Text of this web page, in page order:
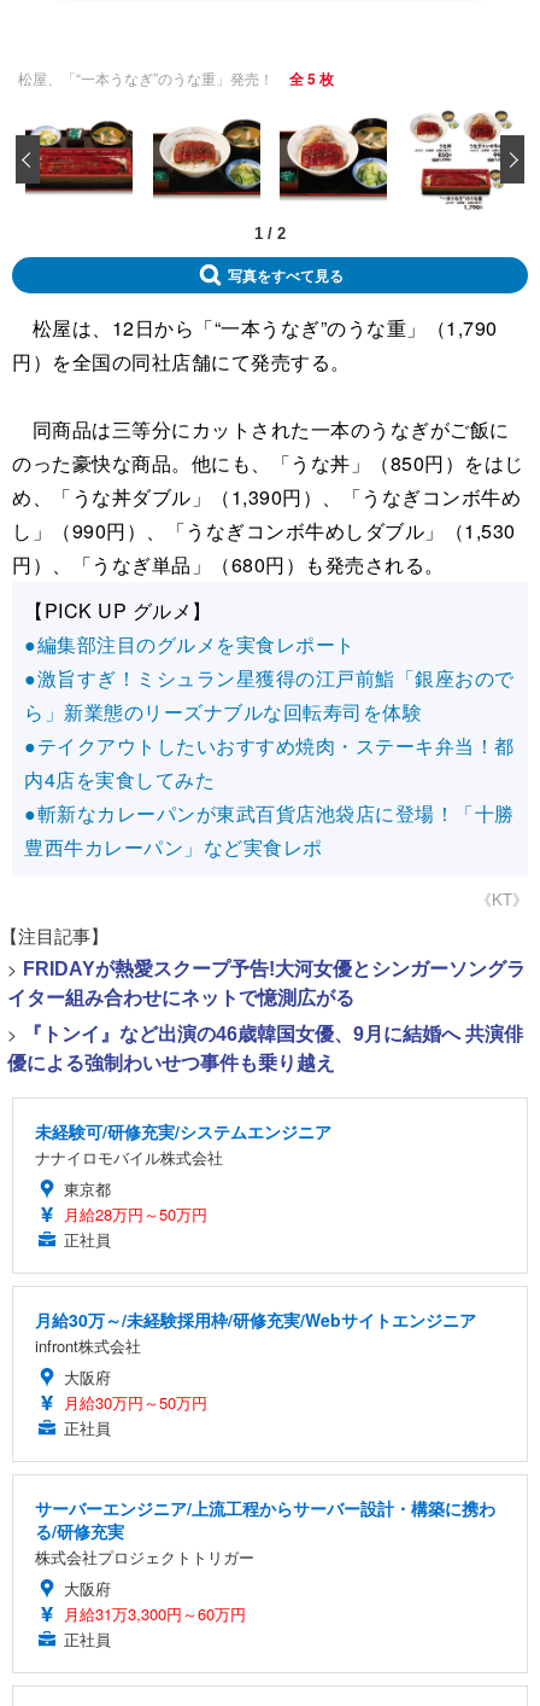
松屋、「“一本うなぎ”のうな重」発売！ 全 5 枚
1 / 2
‹
写真をすべて見る
松屋は、12日から「“一本うなぎ”のうな重」（1,790
円）を全国の同社店舗にて発売する。
同商品は三等分にカットされた一本のうなぎがご飯に
のった豪快な商品。他にも、「うな丼」（850円）をはじ
め、「うな丼ダブル」（1,390円）、「うなぎコンボ牛め
し」（990円）、「うなぎコンボ牛めしダブル」（1,530
円）、「うなぎ単品」（680円）も発売される。
【PICK UP グルメ】
●編集部注目のグルメを実食レポート
●激旨すぎ！ミシュラン星獲得の江戸前鮨「銀座おので
ら」新業態のリーズナブルな回転寿司を体験
●テイクアウトしたいおすすめ焼肉・ステーキ弁当！都
内4店を実食してみた
●斬新なカレーパンが東武百貨店池袋店に登場！「十勝
豊西牛カレーパン」など実食レポ
《KT》
【注目記事】
> FRIDAYが熱愛スクープ予告!大河女優とシンガーソングラ
イター組み合わせにネットで憶測広がる
>
『トンイ』など出演の46歳韓国女優、9月に結婚へ 共演俳
優による強制わいせつ事件も乗り越え
未経験可/研修充実/システムエンジニア
ナナイロモバイル株式会社
東京都
月給28万円～50万円
正社員
月給30万～/未経験採用枠/研修充実/Webサイトエンジニア
infront株式会社
大阪府
月給30万円～50万円
正社員
サーバーエンジニア/上流工程からサーバー設計・構築に携わ
る/研修充実
株式会社プロジェクトトリガー
大阪府
月給31万3,300円～60万円
正社員